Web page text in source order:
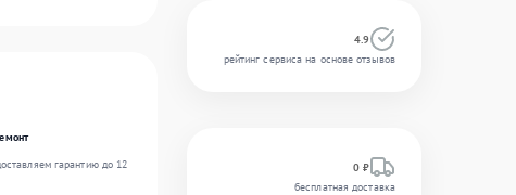
гарантию до 12
4.9
рейтинг сервиса на основе отзывов
0 ₽
бесплатная доставка